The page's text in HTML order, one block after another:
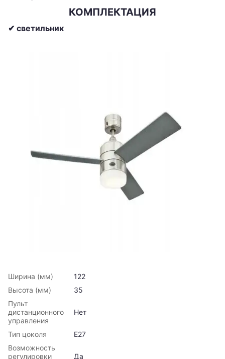
КОМПЛЕКТАЦИЯ
✔ светильник
Ширина (мм)
122
Высота (мм)
35
Пульт
дистанционного
управления
Нет
Тип цоколя
E27
Возможность
регулировки
Да